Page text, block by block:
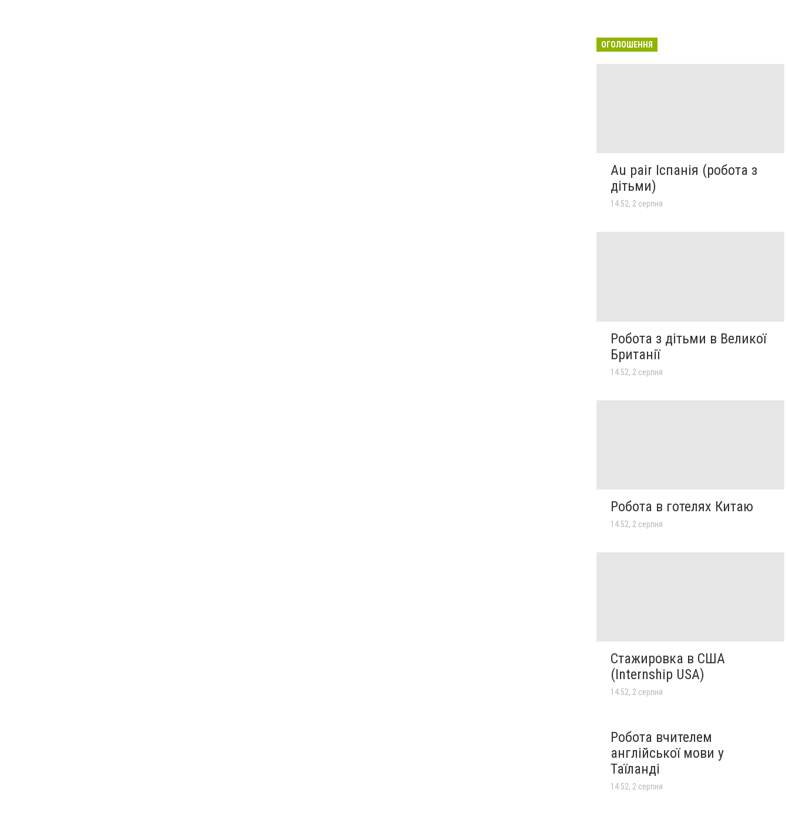
ОГОЛОШЕННЯ
Au pair Іспанія (робота з
дітьми)
14:52, 2 серпня
Робота з дітьми в Великої
Британії
14:52, 2 серпня
Робота в готелях Китаю
14:52, 2 серпня
Стажировка в США
(Internship USA)
14:52, 2 серпня
Робота вчителем
англійської мови у
Таїланді
14:52, 2 серпня